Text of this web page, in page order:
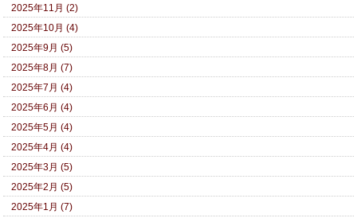
2025年11月 (2)
2025年10月 (4)
2025年9月 (5)
2025年8月 (7)
2025年7月 (4)
2025年6月 (4)
2025年5月 (4)
2025年4月 (4)
2025年3月 (5)
2025年2月 (5)
2025年1月 (7)